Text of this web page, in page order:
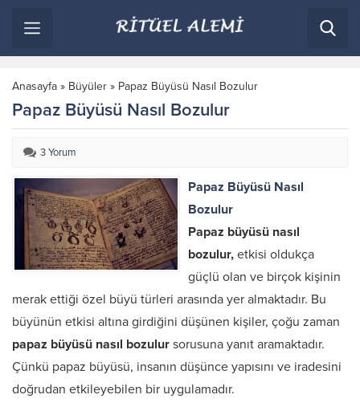
Anasayfa » Büyüler » Papaz Büyüsü Nasıl Bozulur
Papaz Büyüsü Nasıl Bozulur
3 Yorum
Papaz Büyüsü Nasıl
Bozulur
Papaz büyüsü nasıl
bozulur, etkisi oldukça
güçlü olan ve birçok kişinin
merak ettiği özel büyü türleri arasında yer almaktadır. Bu
büyünün etkisi altına girdiğini düşünen kişiler, çoğu zaman
papaz büyüsü nasıl bozulur sorusuna yanıt aramaktadır.
Çünkü papaz büyüsü, insanın düşünce yapısını ve iradesini
doğrudan etkileyebilen bir uygulamadır.